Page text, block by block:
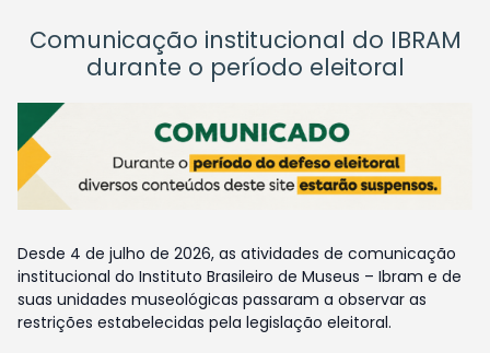
Comunicação institucional do IBRAM
durante o período eleitoral
Desde 4 de julho de 2026, as atividades de comunicação
institucional do Instituto Brasileiro de Museus – Ibram e de
suas unidades museológicas passaram a observar as
restrições estabelecidas pela legislação eleitoral.